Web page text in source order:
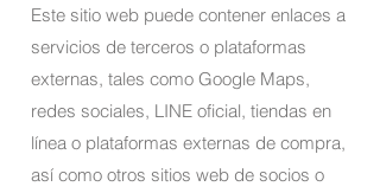
Este sitio web puede contener enlaces a
servicios de terceros o plataformas
externas, tales como Google Maps,
redes sociales, LINE oficial, tiendas en
línea o plataformas externas de compra,
así como otros sitios web de socios o